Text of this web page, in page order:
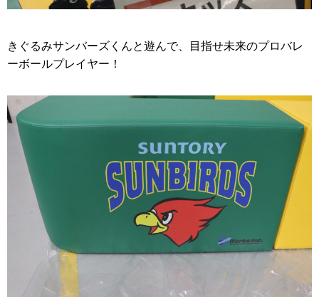
きぐるみサンバーズくんと遊んで、目指せ未来のプロバレ
ーボールプレイヤー！